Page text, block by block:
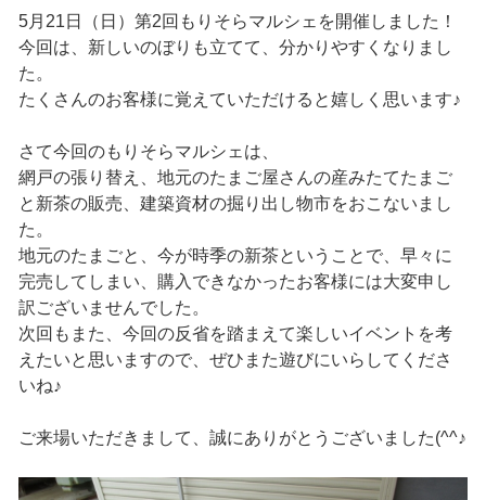
5月21日（日）第2回もりそらマルシェを開催しました！
今回は、新しいのぼりも立てて、分かりやすくなりまし
た。
たくさんのお客様に覚えていただけると嬉しく思います♪
さて今回のもりそらマルシェは、
網戸の張り替え、地元のたまご屋さんの産みたてたまご
と新茶の販売、建築資材の掘り出し物市をおこないまし
た。
地元のたまごと、今が時季の新茶ということで、早々に
完売してしまい、購入できなかったお客様には大変申し
訳ございませんでした。
次回もまた、今回の反省を踏まえて楽しいイベントを考
えたいと思いますので、ぜひまた遊びにいらしてくださ
いね♪
ご来場いただきまして、誠にありがとうございました(^^♪